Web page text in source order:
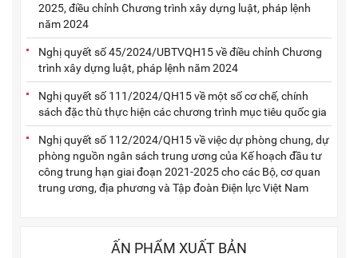
2025, điều chỉnh Chương trình xây dựng luật, pháp lệnh
năm 2024
Nghị quyết số 45/2024/UBTVQH15 về điều chỉnh Chương
trình xây dựng luật, pháp lệnh năm 2024
Nghị quyết số 111/2024/QH15 về một số cơ chế, chính
sách đặc thù thực hiện các chương trình mục tiêu quốc gia
Nghị quyết số 112/2024/QH15 về việc dự phòng chung, dự
phòng nguồn ngân sách trung ương của Kế hoạch đầu tư
công trung hạn giai đoạn 2021-2025 cho các Bộ, cơ quan
trung ương, địa phương và Tập đoàn Điện lực Việt Nam
ẤN PHẨM XUẤT BẢN